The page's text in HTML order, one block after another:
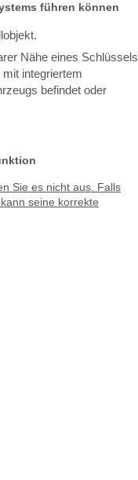
führen können
Nähe eines Schlüssels
integriertem
befindet oder
Sie es nicht aus. Falls
seine korrekte